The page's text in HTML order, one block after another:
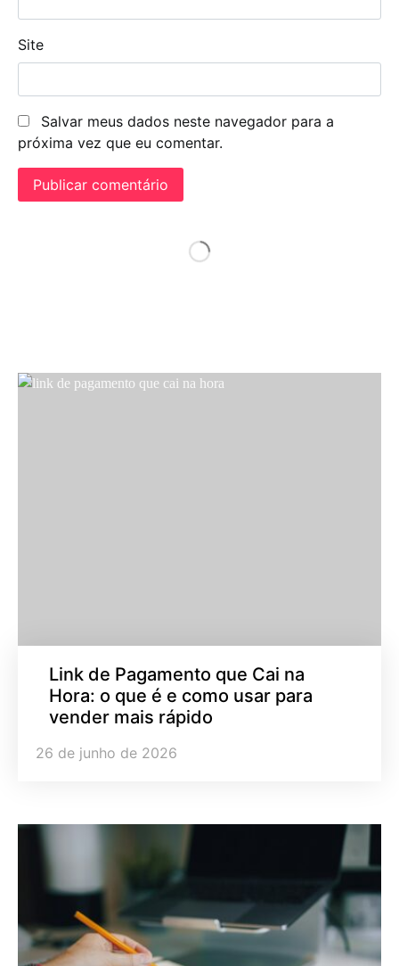
Site
Salvar meus dados neste navegador para a
próxima vez que eu comentar.
Link de Pagamento que Cai na
Hora: o que é e como usar para
vender mais rápido
26 de junho de 2026